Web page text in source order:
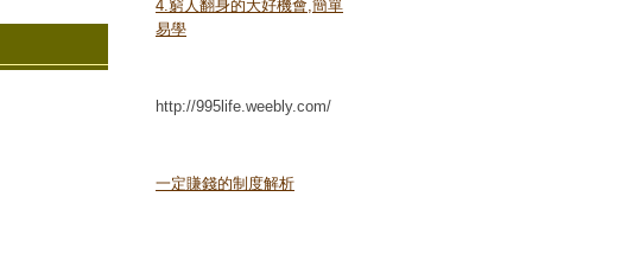
4.窮人翻身的大好機會,簡單
易學
http://995life.weebly.com/
一定賺錢的制度解析